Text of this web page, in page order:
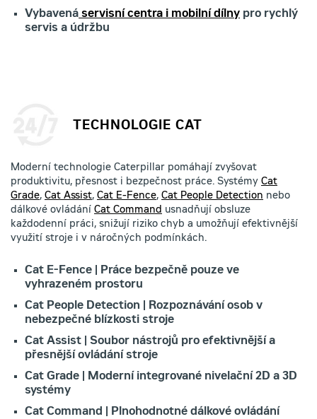
Vybavená servisní centra i mobilní dílny pro rychlý
servis a údržbu
TECHNOLOGIE CAT
Moderní technologie Caterpillar pomáhají zvyšovat
produktivitu, přesnost i bezpečnost práce. Systémy Cat
Grade, Cat Assist, Cat E-Fence, Cat People Detection nebo
dálkové ovládání Cat Command usnadňují obsluze
každodenní práci, snižují riziko chyb a umožňují efektivnější
využití stroje i v náročných podmínkách.
Cat E-Fence | Práce bezpečně pouze ve
vyhrazeném prostoru
Cat People Detection | Rozpoznávání osob v
nebezpečné blízkosti stroje
Cat Assist | Soubor nástrojů pro efektivnější a
přesnější ovládání stroje
Cat Grade | Moderní integrované nivelační 2D a 3D
systémy
Cat Command | Plnohodnotné dálkové ovládání